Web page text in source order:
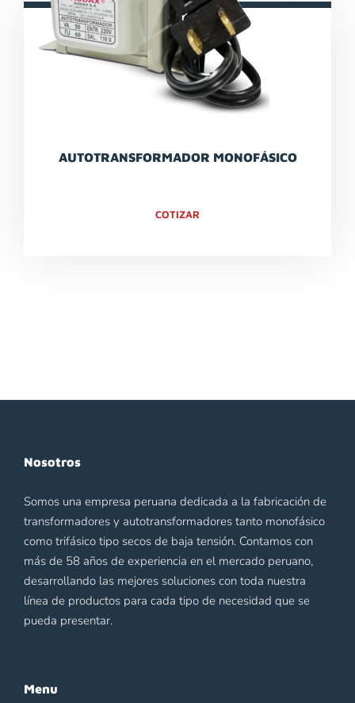
AUTOTRANSFORMADOR MONOFÁSICO
COTIZAR
Nosotros
Somos una empresa peruana dedicada a la fabricación de
transformadores y autotransformadores tanto monofásico
como trifásico tipo secos de baja tensión. Contamos con
más de 58 años de experiencia en el mercado peruano,
desarrollando las mejores soluciones con toda nuestra
línea de productos para cada tipo de necesidad que se
pueda presentar.
Menu